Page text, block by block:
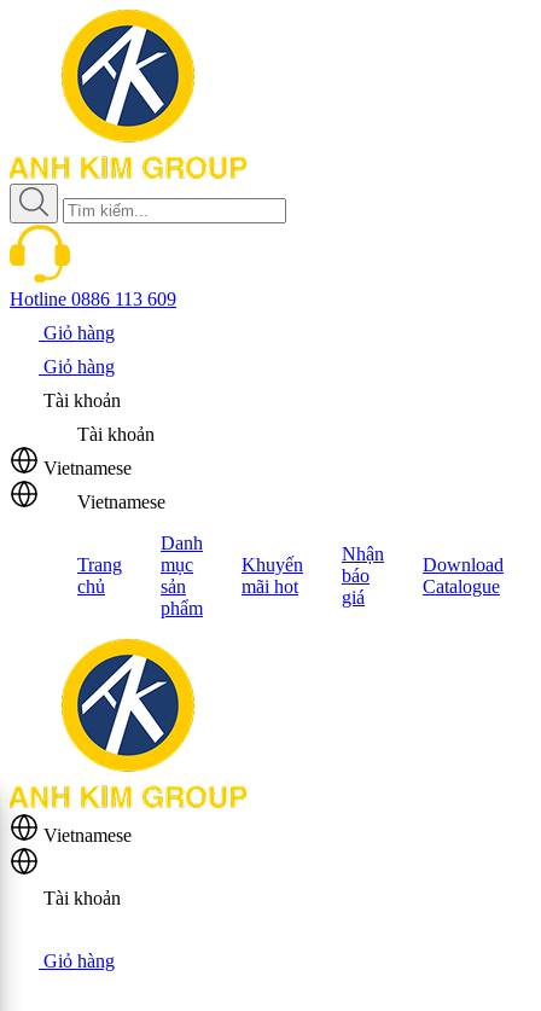
Hotline 0886 113 609
Giỏ hàng
Giỏ hàng
Tài khoản
Tài khoản
Vietnamese
Vietnamese
Trang
chủ
Danh
mục
sản
phẩm
Khuyến
mãi hot
Nhận
báo
giá
Download
Catalogue
Vietnamese
Tài khoản
Giỏ hàng